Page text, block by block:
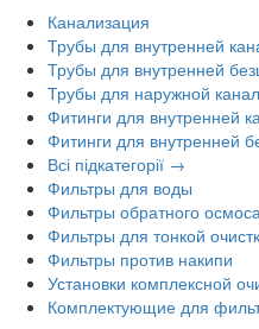
Канализация
Трубы для внутренней
Трубы для внутренней
Трубы для наружной
Фитинги для внутренней
Фитинги для внутренней
Всі підкатегорії →
Фильтры для воды
Фильтры обратного
Фильтры для тонкой
Фильтры против накипи
Установки комплексной
Комплектующие для